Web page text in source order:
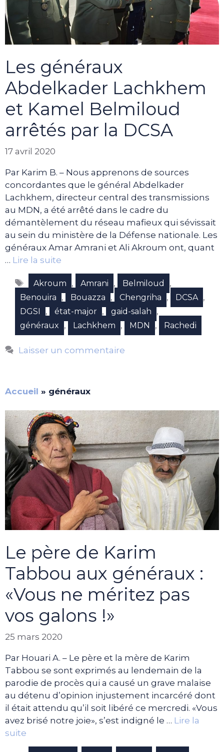
Les généraux
Abdelkader Lachkhem
et Kamel Belmiloud
arrêtés par la DCSA
17 avril 2020
Par Karim B. – Nous apprenons de sources
concordantes que le général Abdelkader
Lachkhem, directeur central des transmissions
au MDN, a été arrêté dans le cadre du
démantèlement du réseau mafieux qui sévissait
au sein du ministère de la Défense nationale. Les
généraux Amar Amrani et Ali Akroum ont, quant
… Lire la suite
Étiquettes
Akroum , Amrani , Belmiloud ,
Benouira , Bouazza , Chengriha , DCSA ,
DGSI , état-major , gaid-salah ,
généraux , Lachkhem , MDN , Rachedi
Laisser un commentaire
Accueil » généraux
Le père de Karim
Tabbou aux généraux :
«Vous ne méritez pas
vos galons !»
25 mars 2020
Par Houari A. – Le père et la mère de Karim
Tabbou se sont exprimés au lendemain de la
parodie de procès qui a causé un grave malaise
au détenu d’opinion injustement incarcéré dont
il était attendu qu’il soit libéré ce mercredi. «Vous
avez brisé notre joie», s’est indigné le … Lire la
suite